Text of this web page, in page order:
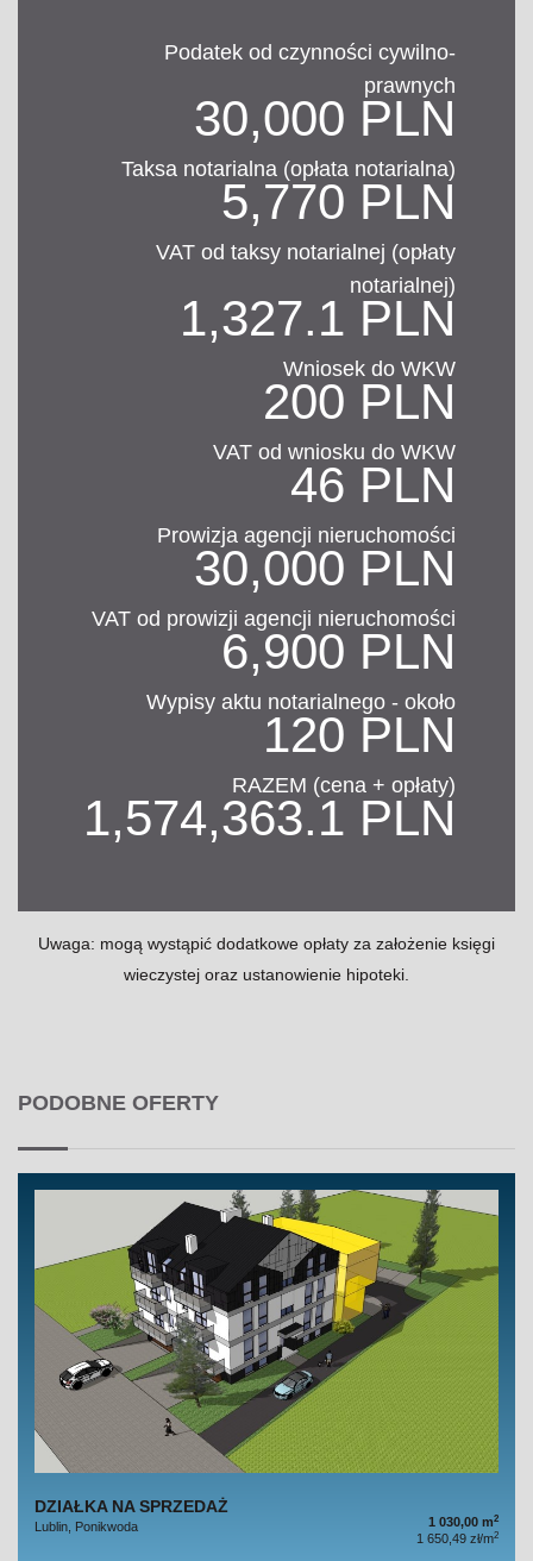
Podatek od czynności cywilno-
prawnych
30,000 PLN
Taksa notarialna (opłata notarialna)
5,770 PLN
VAT od taksy notarialnej (opłaty
notarialnej)
1,327.1 PLN
Wniosek do WKW
200 PLN
VAT od wniosku do WKW
46 PLN
Prowizja agencji nieruchomości
30,000 PLN
VAT od prowizji agencji nieruchomości
6,900 PLN
Wypisy aktu notarialnego - około
120 PLN
RAZEM (cena + opłaty)
1,574,363.1 PLN
Uwaga: mogą wystąpić dodatkowe opłaty za założenie księgi
wieczystej oraz ustanowienie hipoteki.
PODOBNE OFERTY
DZIAŁKA NA SPRZEDAŻ
Lublin, Ponikwoda 1 030,00 m2
1 650,49 zł/m2